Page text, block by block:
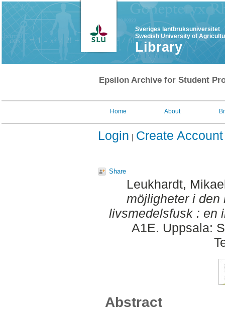
Sveriges lantbruksuniversitet
Swedish University of
Library
Epsilon Archive for Student
Home About
Login Create Account
Share
Leukhardt,
möjligheter i den
livsmedelsfusk : en
A1E. Uppsala:
Abstract